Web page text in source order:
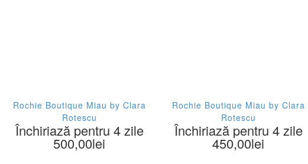
Rochie Boutique Miau by Clara
Rotescu
Închiriază pentru 4 zile
500,00lei
Rochie Boutique Miau by Clara
Rotescu
Închiriază pentru 4 zile
450,00lei